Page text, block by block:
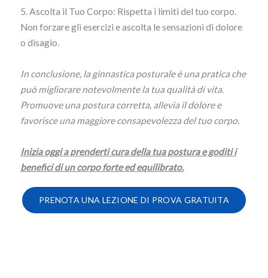
5. Ascolta il Tuo Corpo: Rispetta i limiti del tuo corpo.
Non forzare gli esercizi e ascolta le sensazioni di dolore
o disagio.
In conclusione, la ginnastica posturale è una pratica che
può migliorare notevolmente la tua qualità di vita.
Promuove una postura corretta, allevia il dolore e
favorisce una maggiore consapevolezza del tuo corpo.
Inizia oggi a prenderti cura della tua postura e goditi i
benefici di un corpo forte ed equilibrato.
PRENOTA UNA LEZIONE DI PROVA GRATUITA